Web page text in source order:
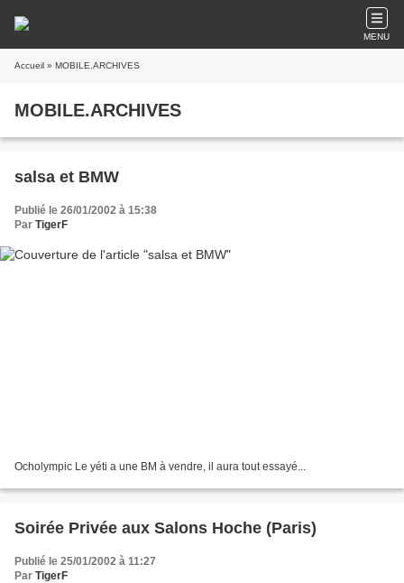
MENU
Accueil » MOBILE.ARCHIVES
MOBILE.ARCHIVES
salsa et BMW
Publié le 26/01/2002 à 15:38
Par TigerF
Ocholympic Le yéti a une BM à vendre, il aura tout essayé...
Soirée Privée aux Salons Hoche (Paris)
Publié le 25/01/2002 à 11:27
Par TigerF